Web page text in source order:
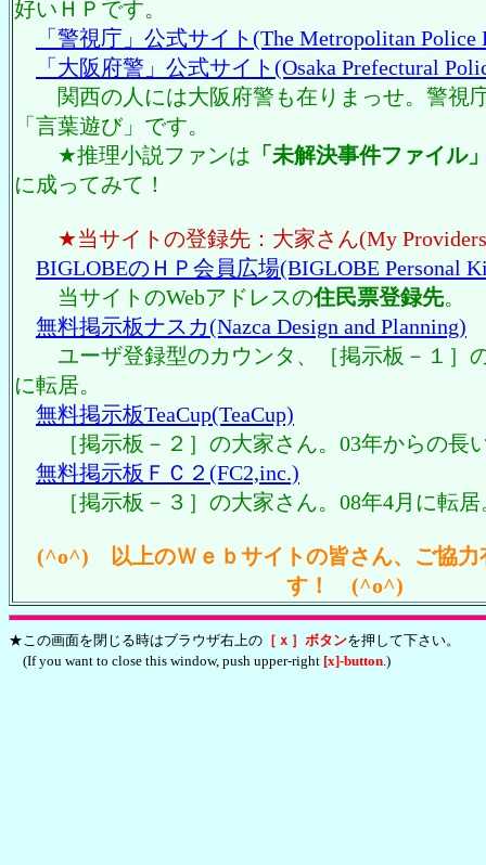
好いＨＰです。
「警視庁」公式サイト(The Metropolitan Police
「大阪府警」公式サイト(Osaka Prefectural
関西の人には大阪府警も在りまっせ。警視
「言葉遊び」です。
★推理小説ファンは 「未解決事件ファイル
に成ってみて！
★当サイトの登録先：大家さん(My
BIGLOBEのＨＰ会員広場(BIGLOBE Personal
当サイトのWebアドレスの住民票登録先。
無料掲示板ナスカ(Nazca Design and Planning)
ユーザ登録型のカウンタ、［掲示板－１］
に転居。
無料掲示板TeaCup(TeaCup)
［掲示板－２］の大家さん。03年からの長
無料掲示板ＦＣ２(FC2,inc.)
［掲示板－３］の大家さん。08年4月に転居
(^o^) 以上のＷｅｂサイトの皆さん、ご協力
す！ (^o^)
★この画面を閉じる時はブラウザ右上の ［ｘ］ボタンを押して下さい。
(If you want to close this window, push upper-right [x]-button.)